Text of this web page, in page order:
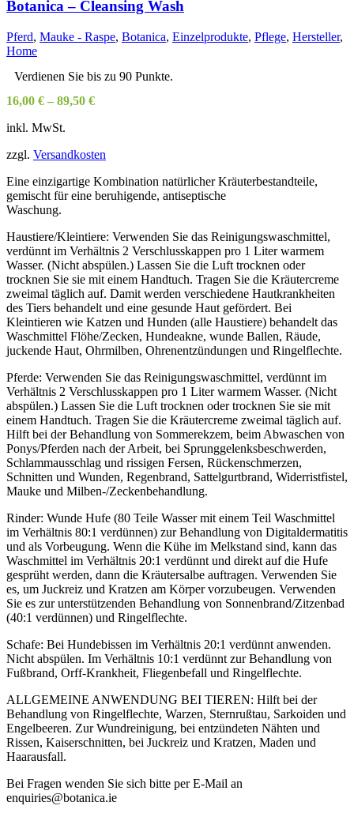
Botanica – Cleansing Wash
Pferd, Mauke - Raspe, Botanica, Einzelprodukte, Pflege, Hersteller,
Home
Verdienen Sie bis zu 90 Punkte.
16,00 € – 89,50 €
inkl. MwSt.
zzgl. Versandkosten
Eine einzigartige Kombination natürlicher Kräuterbestandteile,
gemischt für eine beruhigende, antiseptische
Waschung.
Haustiere/Kleintiere: Verwenden Sie das Reinigungswaschmittel,
verdünnt im Verhältnis 2 Verschlusskappen pro 1 Liter warmem
Wasser. (Nicht abspülen.) Lassen Sie die Luft trocknen oder
trocknen Sie sie mit einem Handtuch. Tragen Sie die Kräutercreme
zweimal täglich auf. Damit werden verschiedene Hautkrankheiten
des Tiers behandelt und eine gesunde Haut gefördert. Bei
Kleintieren wie Katzen und Hunden (alle Haustiere) behandelt das
Waschmittel Flöhe/Zecken, Hundeakne, wunde Ballen, Räude,
juckende Haut, Ohrmilben, Ohrenentzündungen und Ringelflechte.
Pferde: Verwenden Sie das Reinigungswaschmittel, verdünnt im
Verhältnis 2 Verschlusskappen pro 1 Liter warmem Wasser. (Nicht
abspülen.) Lassen Sie die Luft trocknen oder trocknen Sie sie mit
einem Handtuch. Tragen Sie die Kräutercreme zweimal täglich auf.
Hilft bei der Behandlung von Sommerekzem, beim Abwaschen von
Ponys/Pferden nach der Arbeit, bei Sprunggelenksbeschwerden,
Schlammausschlag und rissigen Fersen, Rückenschmerzen,
Schnitten und Wunden, Regenbrand, Sattelgurtbrand, Widerristfistel,
Mauke und Milben-/Zeckenbehandlung.
Rinder: Wunde Hufe (80 Teile Wasser mit einem Teil Waschmittel
im Verhältnis 80:1 verdünnen) zur Behandlung von Digitaldermatitis
und als Vorbeugung. Wenn die Kühe im Melkstand sind, kann das
Waschmittel im Verhältnis 20:1 verdünnt und direkt auf die Hufe
gesprüht werden, dann die Kräutersalbe auftragen. Verwenden Sie
es, um Juckreiz und Kratzen am Körper vorzubeugen. Verwenden
Sie es zur unterstützenden Behandlung von Sonnenbrand/Zitzenbad
(40:1 verdünnen) und Ringelflechte.
Schafe: Bei Hundebissen im Verhältnis 20:1 verdünnt anwenden.
Nicht abspülen. Im Verhältnis 10:1 verdünnt zur Behandlung von
Fußbrand, Orff-Krankheit, Fliegenbefall und Ringelflechte.
ALLGEMEINE ANWENDUNG BEI TIEREN: Hilft bei der
Behandlung von Ringelflechte, Warzen, Sternrußtau, Sarkoiden und
Engelbeeren. Zur Wundreinigung, bei entzündeten Nähten und
Rissen, Kaiserschnitten, bei Juckreiz und Kratzen, Maden und
Haarausfall.
Bei Fragen wenden Sie sich bitte per E-Mail an
enquiries@botanica.ie